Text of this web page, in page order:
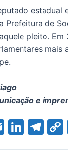
estadual
Prefeitura de
pleito.
mais
e
E
Li T